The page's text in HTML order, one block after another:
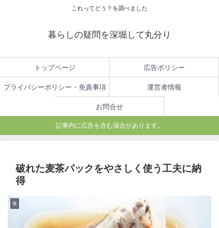
これってどう？を調べました
暮らしの疑問を深堀して丸分り
トップページ 広告ポリシー
プライバシーポリシー・免責事項 運営者情報
お問合せ
記事内に広告を含む場合があります。
破れた麦茶パックをやさしく使う工夫に納
得
食